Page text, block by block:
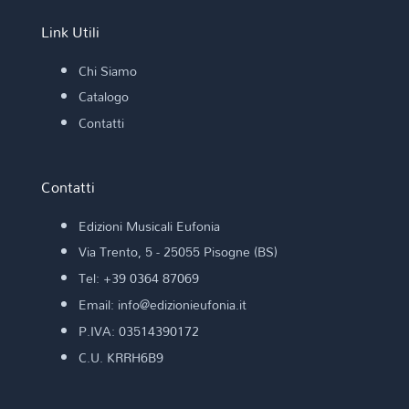
Link Utili
Chi Siamo
Catalogo
Contatti
Contatti
Edizioni Musicali Eufonia
Via Trento, 5 - 25055 Pisogne (BS)
Tel: +39 0364 87069
Email: info@edizionieufonia.it
P.IVA: 03514390172
C.U. KRRH6B9